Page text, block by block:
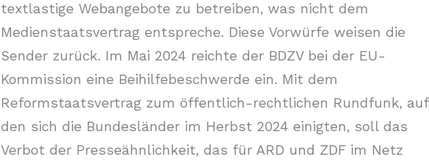
textlastige Webangebote zu betreiben, was nicht dem
Medienstaatsvertrag entspreche. Diese Vorwürfe weisen die
Sender zurück. Im Mai 2024 reichte der BDZV bei der EU-
Kommission eine Beihilfebeschwerde ein. Mit dem
Reformstaatsvertrag zum öffentlich-rechtlichen Rundfunk, auf
den sich die Bundesländer im Herbst 2024 einigten, soll das
Verbot der Presseähnlichkeit, das für ARD und ZDF im Netz